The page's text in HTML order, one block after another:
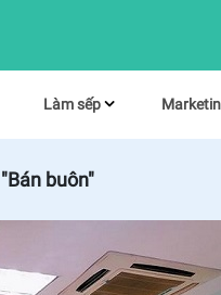
Làm sếp
"Bán buôn"